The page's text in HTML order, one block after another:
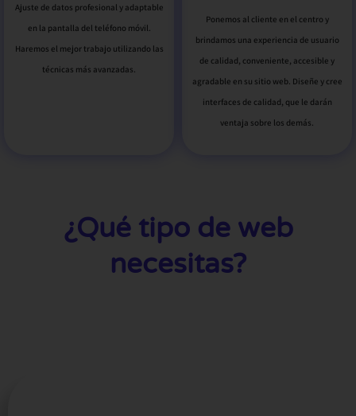
Ajuste de datos profesional y adaptable
en la pantalla del teléfono móvil.
Haremos el mejor trabajo utilizando las
técnicas más avanzadas.
Ponemos al cliente en el centro y
brindamos una experiencia de usuario
de calidad, conveniente, accesible y
agradable en su sitio web. Diseñe y cree
interfaces de calidad, que le darán
ventaja sobre los demás.
¿Qué tipo de web
necesitas?